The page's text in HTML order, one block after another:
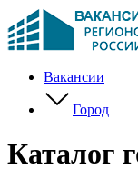
Вакансии
Город
Каталог